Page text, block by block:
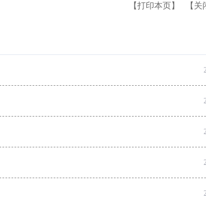
【打印本页】 【关